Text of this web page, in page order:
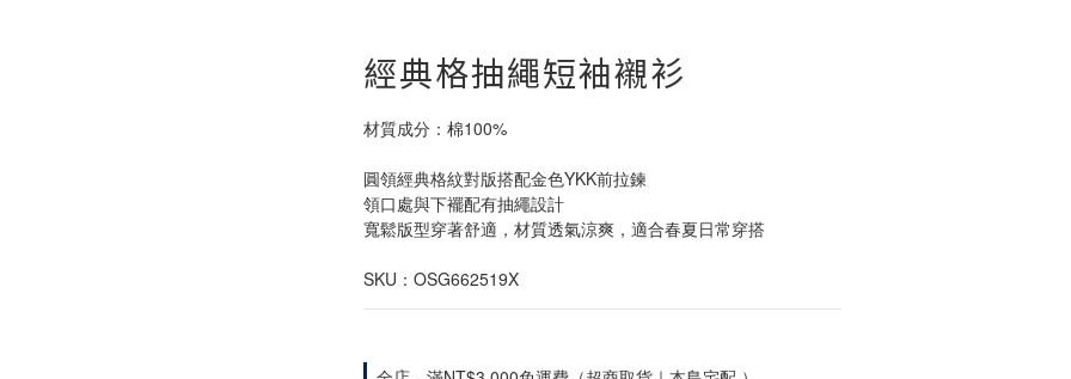
經典格抽繩短袖襯衫
材質成分：棉100%
圓領經典格紋對版搭配金色YKK前拉鍊
領口處與下襬配有抽繩設計
寬鬆版型穿著舒適，材質透氣涼爽，適合春夏日常穿搭
SKU：OSG662519X